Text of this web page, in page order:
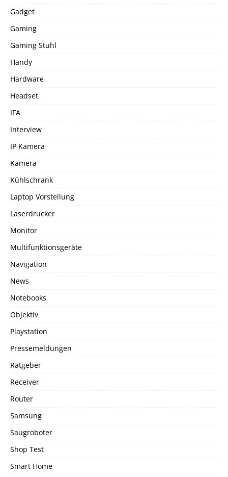
Gadget
Gaming
Gaming Stuhl
Handy
Hardware
Headset
IFA
Interview
IP Kamera
Kamera
Kühlschrank
Laptop Vorstellung
Laserdrucker
Monitor
Multifunktionsgeräte
Navigation
News
Notebooks
Objektiv
Playstation
Pressemeldungen
Ratgeber
Receiver
Router
Samsung
Saugroboter
Shop Test
Smart Home